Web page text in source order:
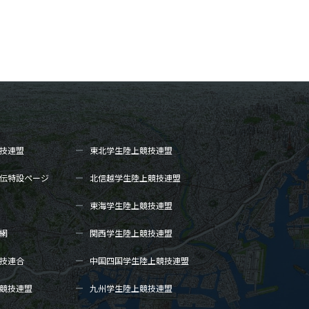
連盟 東北学生陸上競技連盟
特設ページ 北信越学生陸上競技連盟
東海学生陸上競技連盟
関西学生陸上競技連盟
連合 中国四国学生陸上競技連盟
技連盟 九州学生陸上競技連盟